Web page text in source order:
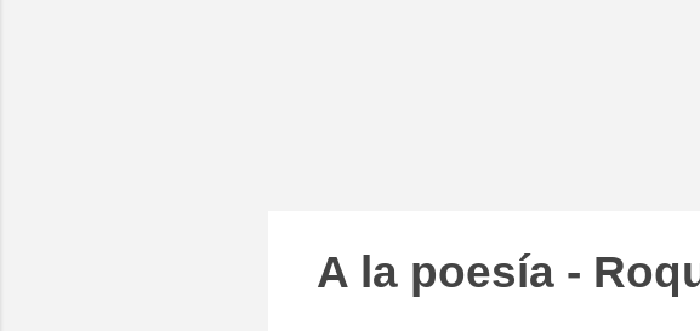
A la poesía -